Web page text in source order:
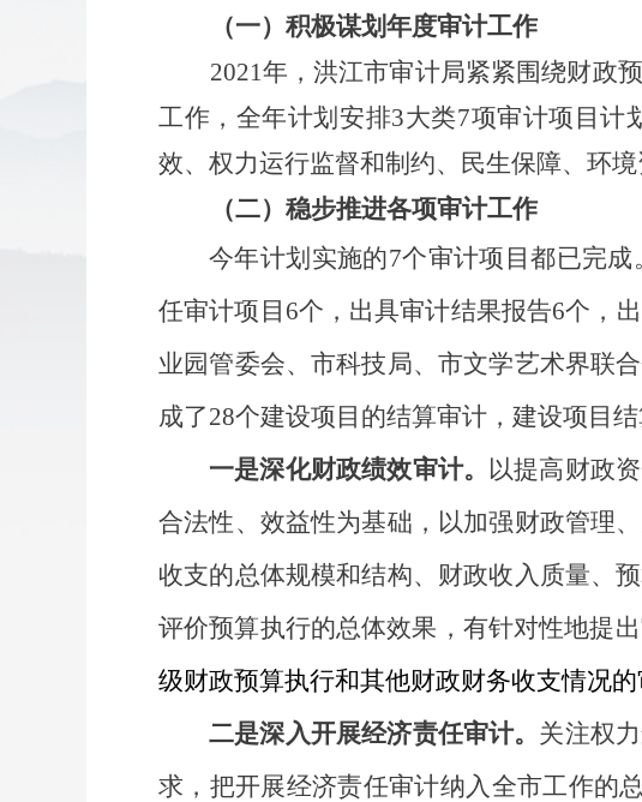
（一） 积极谋划年度审计工作
2021年，洪江市审计局紧紧围绕财政
工作，全年计划安排3大类7项审计项目计
效、权力运行监督和制约、民生保障、环境
（二） 稳步推进各项审计工作
今年计划实施的7个审计项目都已完
任审计项目6个，出具审计结果报告6个，
业园管委会、市科技局、市文学艺术界联
成了28个建设项目的结算审计，建设项目
一是深化财政绩效审计。
以提高财政
合法性、效益性为基础，以加强财政管理
收支的总体规模和结构、财政收入质量、
评价预算执行的总体效果，有针对性地提
级财政预算执行和其他财政财务收支情况
二是深入开展经济责任审计。 关注权
求，把开展经济责任审计纳入全市工作的总